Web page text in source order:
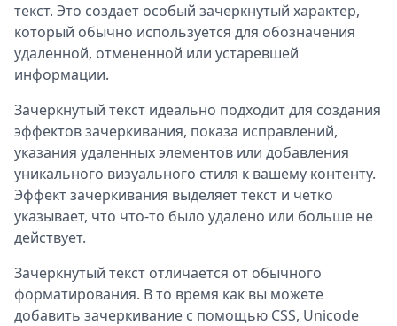
текст. Это создает особый зачеркнутый характер,
который обычно используется для обозначения
удаленной, отмененной или устаревшей
информации.
Зачеркнутый текст идеально подходит для создания
эффектов зачеркивания, показа исправлений,
указания удаленных элементов или добавления
уникального визуального стиля к вашему контенту.
Эффект зачеркивания выделяет текст и четко
указывает, что что-то было удалено или больше не
действует.
Зачеркнутый текст отличается от обычного
форматирования. В то время как вы можете
добавить зачеркивание с помощью CSS, Unicode